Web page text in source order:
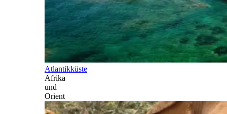
Atlantikküste
Afrika
und
Orient